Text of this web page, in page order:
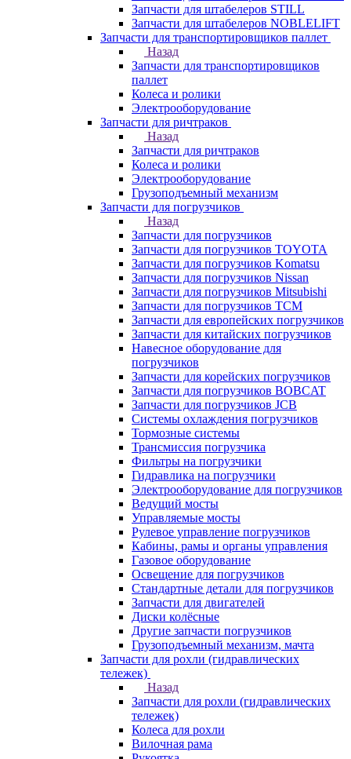
Запчасти для штабелеров STILL
Запчасти для штабелеров NOBLELIFT
Запчасти для транспортировщиков паллет
Назад
Запчасти для транспортировщиков
паллет
Колеса и ролики
Электрооборудование
Запчасти для ричтраков
Назад
Запчасти для ричтраков
Колеса и ролики
Электрооборудование
Грузоподъемный механизм
Запчасти для погрузчиков
Назад
Запчасти для погрузчиков
Запчасти для погрузчиков TOYOTA
Запчасти для погрузчиков Komatsu
Запчасти для погрузчиков Nissan
Запчасти для погрузчиков Mitsubishi
Запчасти для погрузчиков TCM
Запчасти для европейских погрузчиков
Запчасти для китайских погрузчиков
Навесное оборудование для
погрузчиков
Запчасти для корейских погрузчиков
Запчасти для погрузчиков BOBCAT
Запчасти для погрузчиков JCB
Системы охлаждения погрузчиков
Тормозные системы
Трансмиссия погрузчика
Фильтры на погрузчики
Гидравлика на погрузчики
Электрооборудование для погрузчиков
Ведущий мосты
Управляемые мосты
Рулевое управление погрузчиков
Кабины, рамы и органы управления
Газовое оборудование
Освещение для погрузчиков
Стандартные детали для погрузчиков
Запчасти для двигателей
Диски колёсные
Другие запчасти погрузчиков
Грузоподъемный механизм, мачта
Запчасти для рохли (гидравлических
тележек)
Назад
Запчасти для рохли (гидравлических
тележек)
Колеса для рохли
Вилочная рама